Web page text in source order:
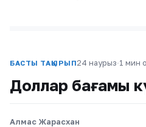
БАСТЫ ТАҚЫРЫП24 наурыз·1 мин
Доллар бағамы
Алмас Жарасхан